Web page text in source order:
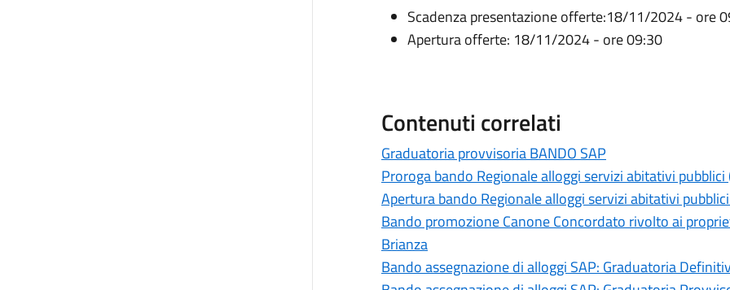
Scadenza presentazione offerte:18/11/2024 - ore
Apertura offerte: 18/11/2024 - ore 09:30
Contenuti correlati
Graduatoria provvisoria BANDO SAP
Proroga bando Regionale alloggi servizi abitativi
Apertura bando Regionale alloggi servizi abitativi
Bando promozione Canone Concordato rivolto ai
Brianza
Bando assegnazione di alloggi SAP: Graduatoria